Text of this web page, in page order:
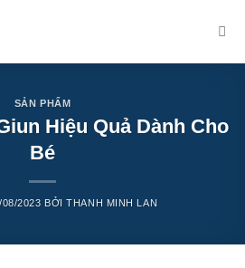
SẢN PHẨM
Hiệu Quả Dành Cho
Bé
08/2023 BỞITHANH MINH LAN